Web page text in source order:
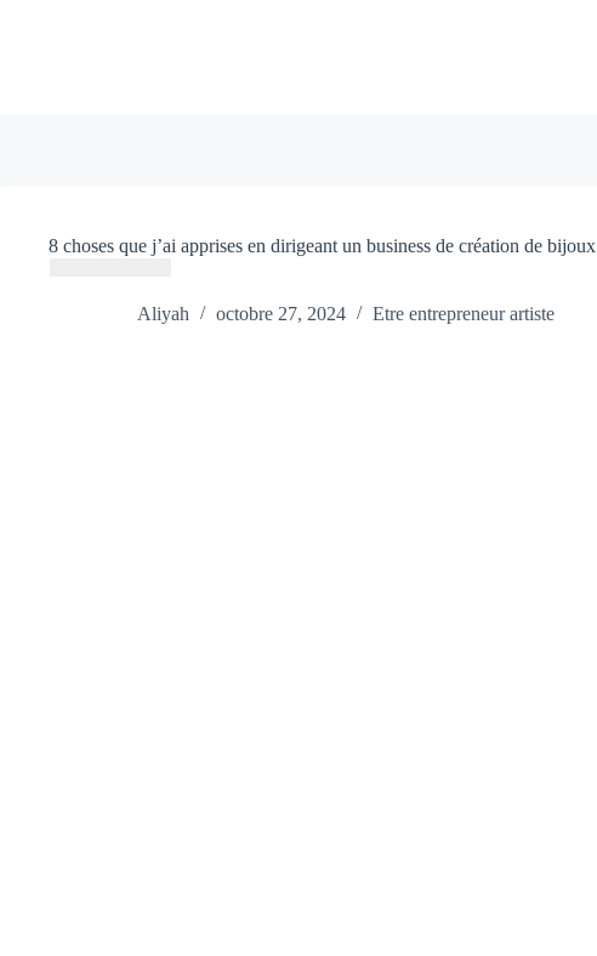
8 choses que j’ai apprises en dirigeant un business de création de bijoux
Aliyah octobre 27, 2024 Etre entrepreneur artiste